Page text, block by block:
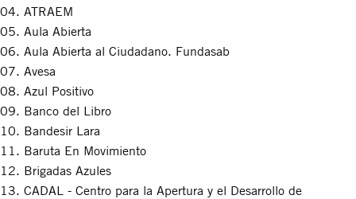
ATRAEM
Aula Abierta
Aula Abierta al Ciudadano. Fundasab
Avesa
Azul Positivo
Banco del Libro
Bandesir Lara
Baruta En Movimiento
Brigadas Azules
CADAL - Centro para la Apertura y el Desarrollo de